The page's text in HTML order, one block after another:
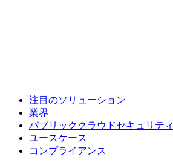
注目のソリューション
業界
パブリッククラウドセキュリティ
ユースケース
コンプライアンス